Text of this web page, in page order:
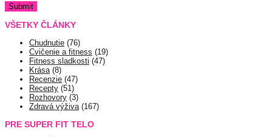
VŠETKY ČLÁNKY
Chudnutie (76)
Cvičenie a fitness (19)
Fitness sladkosti (47)
Krása(8)
Recenzie (47)
Recepty (51)
Rozhovory (3)
Zdravá výživa(167)
PRE SUPER FIT TELO